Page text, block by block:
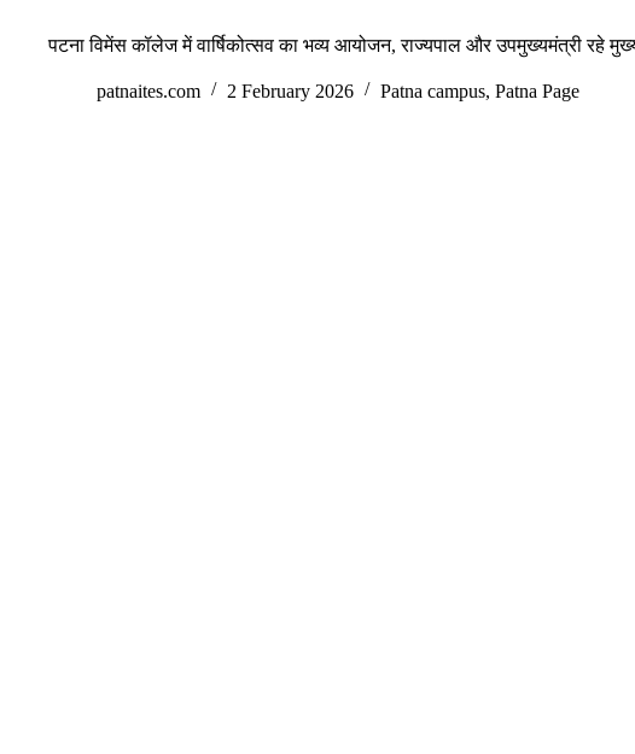
पटना विमेंस कॉलेज में वार्षिकोत्सव का भव्य आयोजन, राज्यपाल और उपमुख्यमंत्री रहे
patnaites.com 2 February 2026 Patna campus, Patna Page